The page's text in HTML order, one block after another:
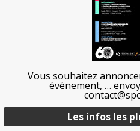
Vous souhaitez
événement, …
Les infos les